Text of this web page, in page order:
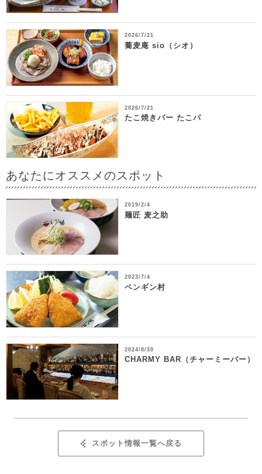
2026/7/21
蕎麦庵 sio（シオ）
2026/7/21
たこ焼きバー たこパ
あなたにオススメのスポット
2019/2/4
麺匠 麦之助
2023/7/4
ペンギン村
2024/8/30
CHARMY BAR（チャーミーバー）
スポット情報一覧へ戻る